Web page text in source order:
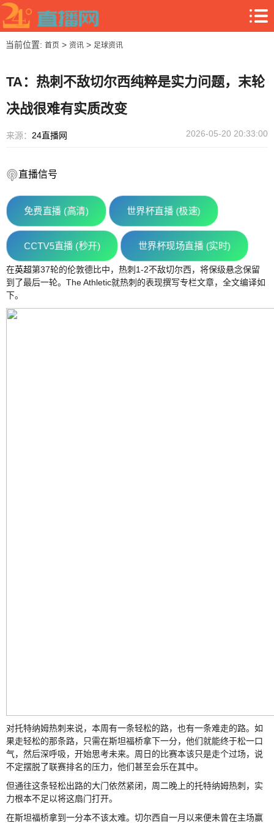
当前位置: 首页> 资讯> 足球资讯
TA：热刺不敌切尔西纯粹是实力问题，末轮
决战很难有实质改变
来源： 24直播网 2026-05-20 20:33:00
直播信号
免费直播 (高清) 世界杯直播 (极速)
CCTV5直播 (秒开) 世界杯现场直播 (实时)
在英超第37轮的伦敦德比中，热刺1-2不敌切尔西，将保级悬念保留
到了最后一轮。The Athletic就热刺的表现撰写专栏文章，全文编译如
下。
对托特纳姆热刺来说，本周有一条轻松的路，也有一条难走的路。如
果走轻松的那条路，只需在斯坦福桥拿下一分，他们就能终于松一口
气，然后深呼吸，开始思考未来。周日的比赛本该只是走个过场，说
不定摆脱了联赛排名的压力，他们甚至会乐在其中。
但通往这条轻松出路的大门依然紧闭，周二晚上的托特纳姆热刺，实
力根本不足以将这扇门打开。
在斯坦福桥拿到一分本不该太难。切尔西自一月以来便未曾在主场赢